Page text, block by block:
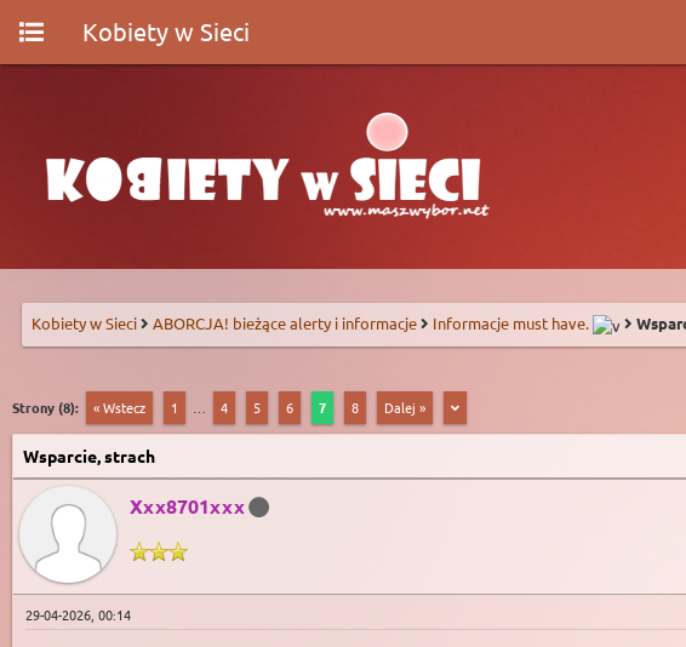
Kobiety w Sieci
Kobiety w Sieci ABORCJA! bieżące alerty i informacje Informacje must have.
Strony (8): « Wstecz 1 4 5 6 7 8 Dalej »
Wsparcie, strach
Xxx8701xxx
29-04-2026, 00:14